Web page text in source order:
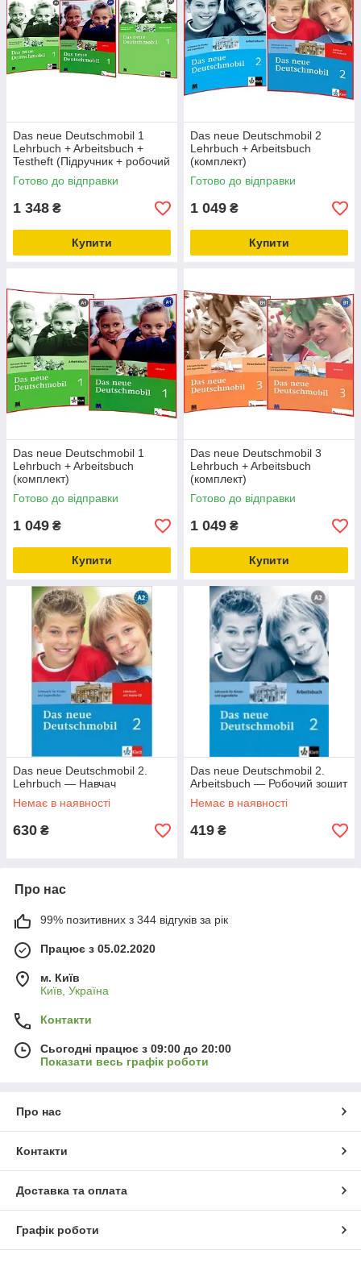
Das neue Deutschmobil 1
Lehrbuch + Arbeitsbuch +
Testheft (Підручник + робочий
зошит + тести)
Готово до відправки
1 348 ₴
Купити
Das neue Deutschmobil 2
Lehrbuch + Arbeitsbuch
(комплект)
Готово до відправки
1 049 ₴
Купити
Das neue Deutschmobil 1
Lehrbuch + Arbeitsbuch
(комплект)
Готово до відправки
1 049 ₴
Купити
Das neue Deutschmobil 3
Lehrbuch + Arbeitsbuch
(комплект)
Готово до відправки
1 049 ₴
Купити
Das neue Deutschmobil 2.
Lehrbuch — Навчач
Немає в наявності
630 ₴
Das neue Deutschmobil 2.
Arbeitsbuch — Робочий зошит
Немає в наявності
419 ₴
Про нас
99% позитивних з 344 відгуків за рік
Працює з 05.02.2020
м. Київ
Київ, Україна
Контакти
Сьогодні працює з 09:00 до 20:00
Показати весь графік роботи
Про нас
Контакти
Доставка та оплата
Графік роботи